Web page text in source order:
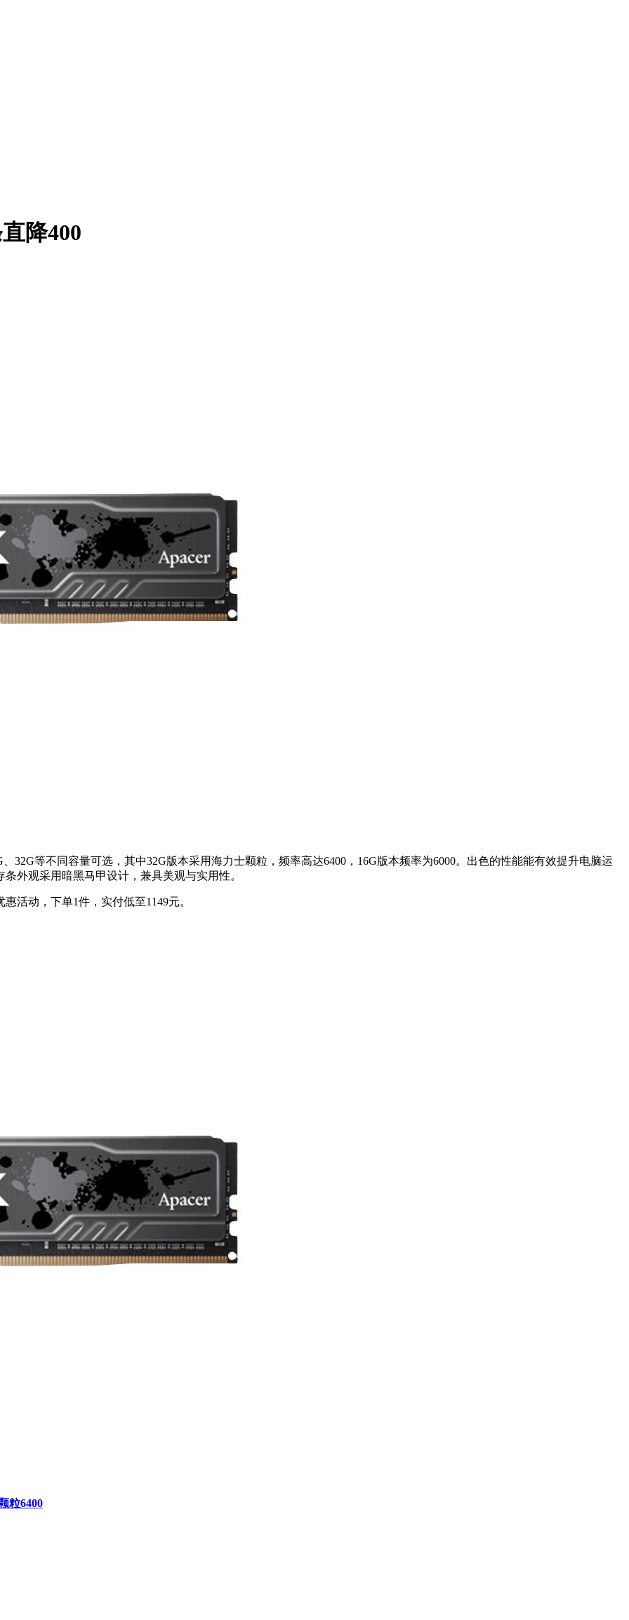
降400
32G等不同容量可选，其中32G版本采用海力士颗粒，频率高达6400，16G版本频率为6000。出色的性能能有效提升电脑运
外观采用暗黑马甲设计，兼具美观与实用性。
活动，下单1件，实付低至1149元。
粒6400